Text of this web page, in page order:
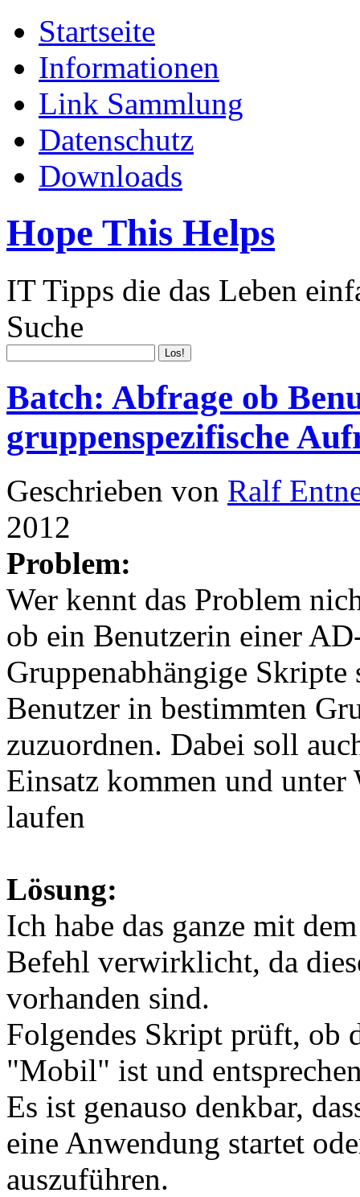
Startseite
Informationen
Link Sammlung
Datenschutz
Downloads
Hope This Helps
IT Tipps die das Leben
Suche
Batch: Abfrage ob
gruppenspezifische
Geschrieben von Ralf
2012
Problem:
Wer kennt das Problem
ob ein Benutzerin einer
Gruppenabhängige
Benutzer in bestimmten
zuzuordnen. Dabei soll
Einsatz kommen und
laufen
Lösung:
Ich habe das ganze mit
Befehl verwirklicht, da
vorhanden sind.
Folgendes Skript prüft, ob
"Mobil" ist und
Es ist genauso denkbar,
eine Anwendung startet
auszuführen.